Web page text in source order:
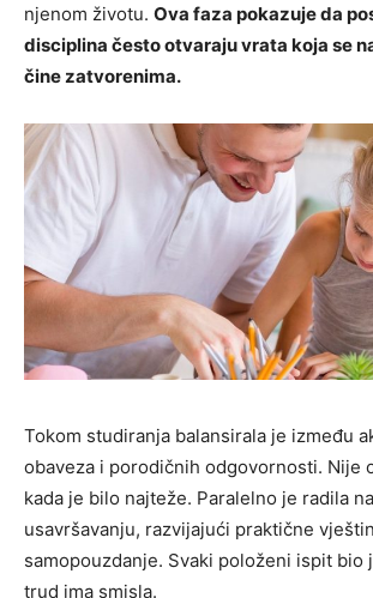
njenom životu. Ova faza pokazuje da
disciplina često otvaraju vrata koja se
čine zatvorenima.
Tokom studiranja balansirala je između
obaveza i porodičnih odgovornosti. Nije
kada je bilo najteže. Paralelno je radila
usavršavanju, razvijajući praktične
samopouzdanje. Svaki položeni ispit bio
trud ima smisla.